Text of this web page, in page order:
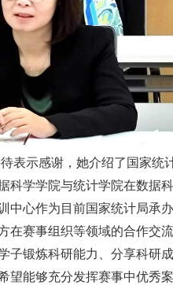
表示感谢，她介绍了国家统
科学学院与统计学院在数据
中心作为目前国家统计局承
在赛事组织等领域的合作交
子锻炼科研能力、分享科研
望能够充分发挥赛事中优秀